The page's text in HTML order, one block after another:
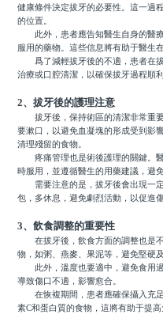
健康條件決定拔牙的必要性。這一過
的位置。
此外，患者應告知醫生自身的醫療
服用的藥物。這些信息將有助于醫生
爲了減輕拔牙後的不適，患者在拔
治療或口腔清潔，以確保拔牙過程順
2、拔牙後的護理注意
拔牙後，保持術區的清潔非常重要
要漱口，以避免血凝塊的形成受到影
清理殘留的食物。
疼痛管理也是術後護理的關鍵。醫
時服用，並遵循醫生的用藥建議，避
需要注意的是，拔牙後會出現一定
包，多休息，避免劇烈活動，以促進
3、飲食調整的重要性
在拔牙後，飲食方面的調整也是不
物，如粥、燕麥、果泥等，避免堅硬
此外，溫度也要適中，避免食用過
導致傷口不適，影響愈合。
在恢複期間，患者應確保攝入充足
素C和蛋白質的食物，這將有助于提